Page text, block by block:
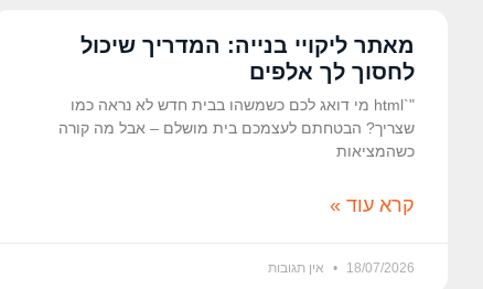
מאתר ליקויי בנייה: המדריך שיכול
לחסוך לך אלפים
"`html מי דואג לכם כשמשהו בבית חדש לא נראה כמו
שצריך? הבטחתם לעצמכם בית מושלם – אבל מה קורה
כשהמציאות
קרא עוד »
18/07/2026 אין תגובות